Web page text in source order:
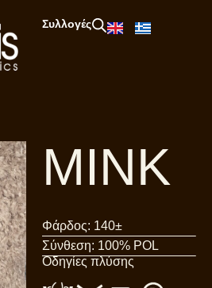
Συλλογές
MINK
Φάρδος: 140±
Σύνθεση: 100% POL
Οδηγίες πλύσης